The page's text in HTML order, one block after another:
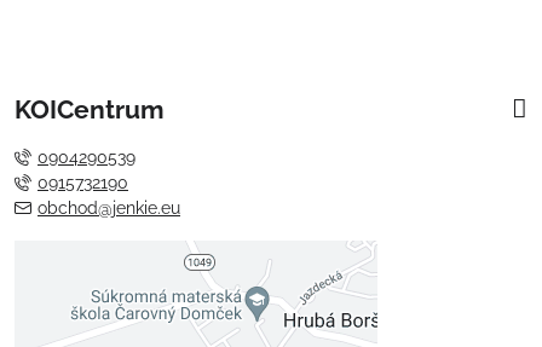
KOICentrum
0904290539
0915732190
obchod@jenkie.eu
Externý obsah je blokovaný